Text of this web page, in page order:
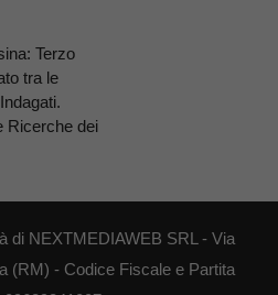
Terzo
tra le
Ricerche dei
di NEXTMEDIAWEB SRL - Via
(RM) - Codice Fiscale e Partita